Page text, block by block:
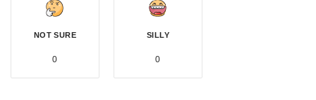
NOT SURE
0
SILLY
0